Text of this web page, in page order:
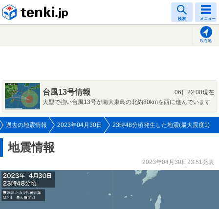
検索 メニュー
現在地
台風13号情報
06日22:00現在
大型で強い台風13号が南大東島の北約80kmを西に進んでいます
過去の地震情報 2023年04月30日 23時48分頃発生した地震(最大震度1)
地震情報
2023年04月30日23:51発表